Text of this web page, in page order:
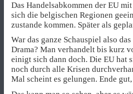
Das Handelsabkommen der EU
sich die belgischen Regionen
zustande kommen. Später als
War das ganze Schauspiel also
Drama? Man verhandelt bis kurz
einigt sich dann doch. Die EU hat
noch durch alle Krisen
Mal scheint es gelungen. Ende